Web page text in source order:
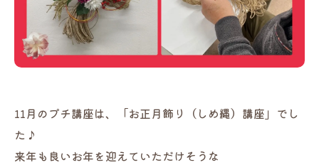
11月のプチ講座は、「お正月飾り（しめ縄）講座」でし
た♪
来年も良いお年を迎えていただけそうな